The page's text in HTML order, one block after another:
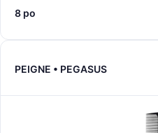
8 po
PEIGNE • PEGASUS